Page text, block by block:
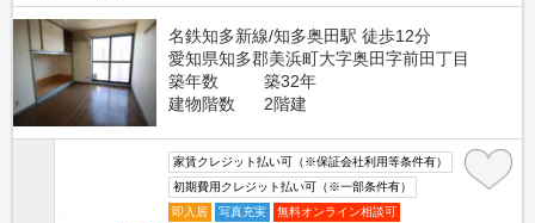
名鉄知多新線/知多奥田駅 徒歩12分
愛知県知多郡美浜町大字奥田字前田丁目
築年数
築32年
建物階数
2階建
家賃クレジット払い可（※保証会社利用等条件有）
初期費用クレジット払い可（※一部条件有）
即入居
写真充実
無料オンライン相談可